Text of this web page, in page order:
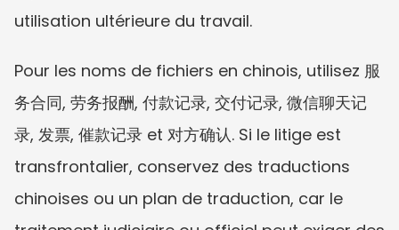
utilisation ultérieure du travail.
Pour les noms de fichiers en chinois, utilisez 服
务合同, 劳务报酬, 付款记录, 交付记录, 微信聊天记
录, 发票, 催款记录 et 对方确认. Si le litige est
transfrontalier, conservez des traductions
chinoises ou un plan de traduction, car le